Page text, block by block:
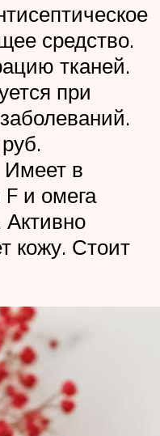
средство.
тканей.
при
Имеет в
и омега
кожу. Стоит